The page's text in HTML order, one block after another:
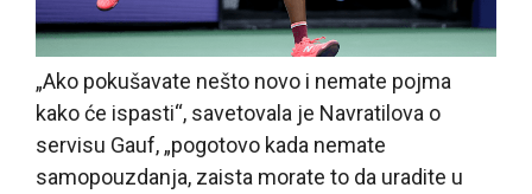
„Ako pokušavate nešto novo i nemate pojma
kako će ispasti“, savetovala je Navratilova o
servisu Gauf, „pogotovo kada nemate
samopouzdanja, zaista morate to da uradite u